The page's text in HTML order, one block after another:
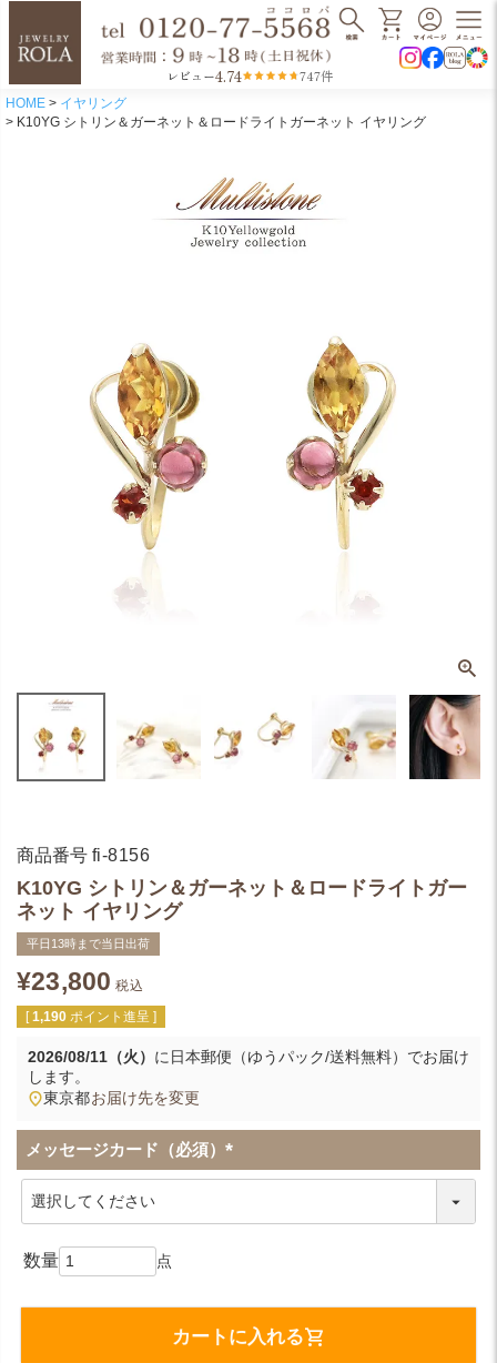
レビュー4.74 747件
HOME
イヤリング
K10YG シトリン＆ガーネット＆ロードライトガーネット イヤリング
商品番号 fi-8156
K10YG シトリン＆ガーネット＆ロードライトガー
ネット イヤリング
平日13時まで当日出荷
¥23,800 税込
[ 1,190 ポイント進呈 ]
2026/08/11（火） に 日本郵便（ゆうパック/送料無料） でお届け
します。
東京都お届け先を変更
メッセージカード（必須）
(
カートに入れる